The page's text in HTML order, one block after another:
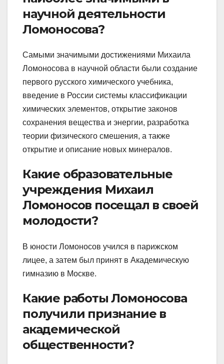
научной деятельности
Ломоносова?
Самыми значимыми достижениями Михаила
Ломоносова в научной области были создание
первого русского химического учебника,
введение в России системы классификации
химических элементов, открытие законов
сохранения вещества и энергии, разработка
теории физического смешения, а также
открытие и описание новых минералов.
Какие образовательные
учреждения Михаил
Ломоносов посещал в своей
молодости?
В юности Ломоносов учился в парижском
лицее, а затем был принят в Академическую
гимназию в Москве.
Какие работы Ломоносова
получили признание в
академической
общественности?